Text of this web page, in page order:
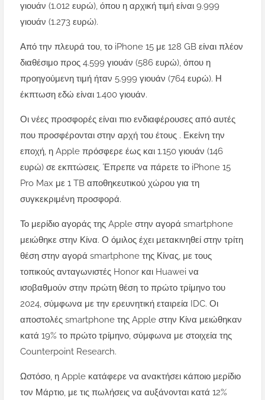
γιουάν (1.012 ευρώ), όπου η αρχική τιμή είναι 9.999
γιουάν (1.273 ευρώ).
Από την πλευρά του, το iPhone 15 με 128 GB είναι πλέον
διαθέσιμο προς 4.599 γιουάν (586 ευρώ), όπου η
προηγούμενη τιμή ήταν 5.999 γιουάν (764 ευρώ). Η
έκπτωση εδώ είναι 1.400 γιουάν.
Οι νέες προσφορές είναι πιο ενδιαφέρουσες από αυτές
που προσφέρονται στην αρχή του έτους . Εκείνη την
εποχή, η Apple πρόσφερε έως και 1.150 γιουάν (146
ευρώ) σε εκπτώσεις. Έπρεπε να πάρετε το iPhone 15
Pro Max με 1 TB αποθηκευτικού χώρου για τη
συγκεκριμένη προσφορά.
Το μερίδιο αγοράς της Apple στην αγορά smartphone
μειώθηκε στην Κίνα. Ο όμιλος έχει μετακινηθεί στην τρίτη
θέση στην αγορά smartphone της Κίνας, με τους
τοπικούς ανταγωνιστές Honor και Huawei να
ισοβαθμούν στην πρώτη θέση το πρώτο τρίμηνο του
2024, σύμφωνα με την ερευνητική εταιρεία IDC. Οι
αποστολές smartphone της Apple στην Κίνα μειώθηκαν
κατά 19% το πρώτο τρίμηνο, σύμφωνα με στοιχεία της
Counterpoint Research.
Ωστόσο, η Apple κατάφερε να ανακτήσει κάποιο μερίδιο
τον Μάρτιο, με τις πωλήσεις να αυξάνονται κατά 12%